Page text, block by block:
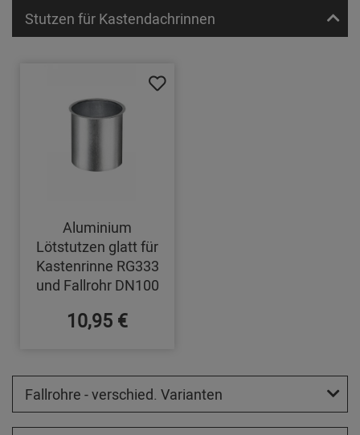
Stutzen für Kastendachrinnen
Aluminium
Lötstutzen glatt für
Kastenrinne RG333
und Fallrohr DN100
10,95 €
Fallrohre - verschied. Varianten